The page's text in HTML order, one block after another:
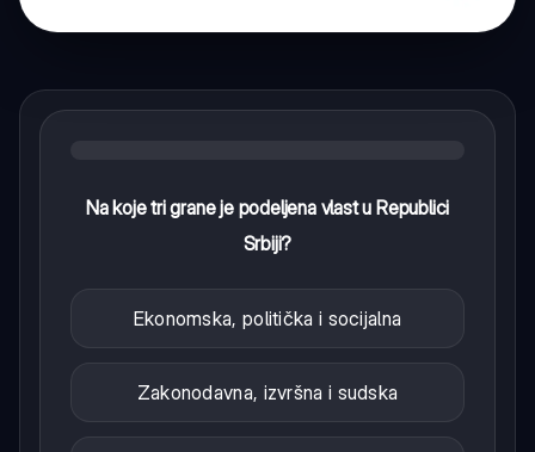
Na koje tri grane je podeljena vlast u Republici
Srbiji?
Ekonomska, politička i socijalna
Zakonodavna, izvršna i sudska